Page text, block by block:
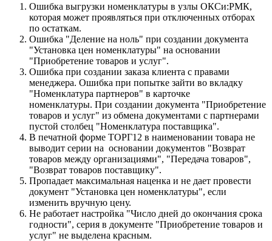
Ошибка выгрузки номенклатуры в узлы ОКСи:РМК,
которая может проявляться при отключенных отборах
по остаткам.
Ошибка "Деление на ноль" при создании документа
"Установка цен номенклатуры" на основании
"Приобретение товаров и услуг".
Ошибка при создании заказа клиента с правами
менеджера. Ошибка при попытке зайти во вкладку
"Номенклатура партнеров" в карточке
номенклатуры. При создании документа "Приобретение
товаров и услуг" из обмена документами с партнерами
пустой столбец "Номенклатура поставщика".
В печатной форме ТОРГ12 в наименовании товара не
выводит серии на основании документов "Возврат
товаров между организациями", "Передача товаров",
"Возврат товаров поставщику".
Пропадает максимальная наценка и не дает провести
документ "Установка цен номенклатуры", если
изменить вручную цену.
Не работает настройка "Число дней до окончания срока
годности", серия в документе "Приобретение товаров и
услуг" не выделена красным.